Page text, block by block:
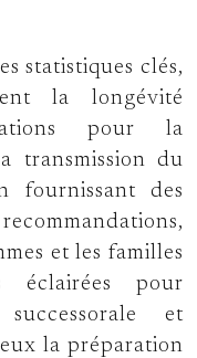
statistiques clés,
la longévité
pour la
transmission du
fournissant des
et les familles
éclairées pour
et
la préparation